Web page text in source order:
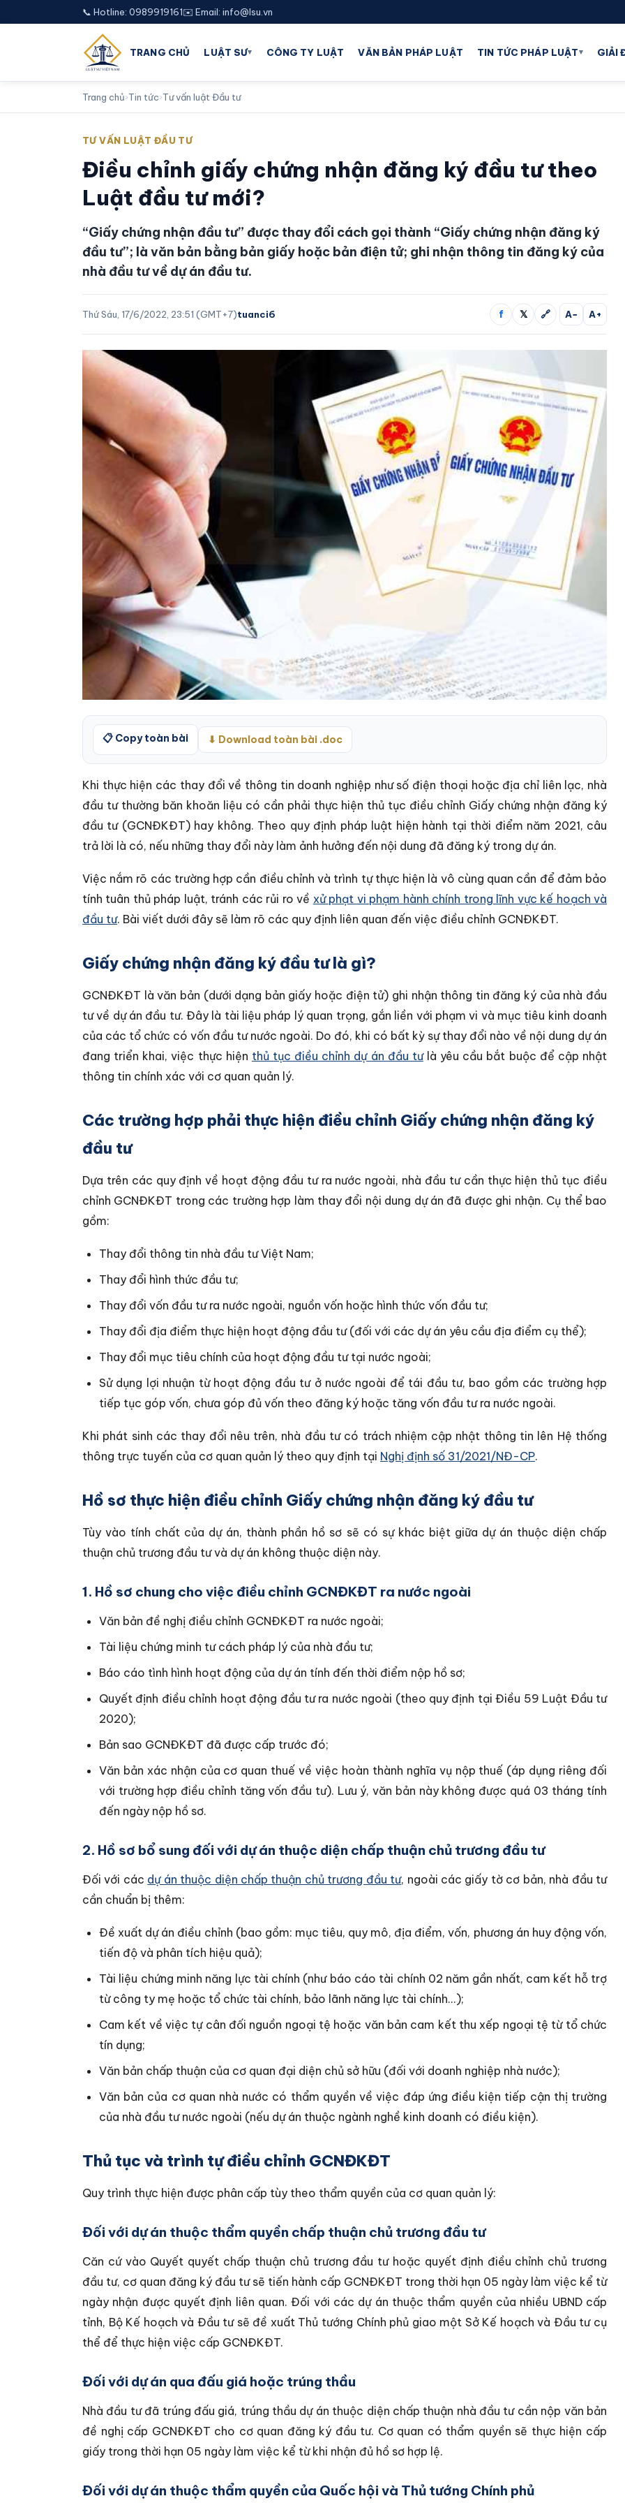
📞 Hotline: 0989919161✉️ Email: info@lsu.vn
TRANG CHỦ LUẬT SƯ▾ CÔNG TY LUẬT VĂN BẢN PHÁP LUẬT TIN TỨC PHÁP LUẬT▾ GIẢI
Trang chủ›Tin tức›Tư vấn luật Đầu tư
TƯ VẤN LUẬT ĐẦU TƯ
Điều chỉnh giấy chứng nhận đăng ký đầu tư theo
Luật đầu tư mới?
“Giấy chứng nhận đầu tư” được thay đổi cách gọi thành “Giấy chứng nhận đăng ký
đầu tư”; là văn bản bằng bản giấy hoặc bản điện tử; ghi nhận thông tin đăng ký của
nhà đầu tư về dự án đầu tư.
Thứ Sáu, 17/6/2022, 23:51 (GMT+7)tuanci6 f 𝕏 🔗 A− A+
📋 Copy toàn bài ⬇ Download toàn bài .doc
Khi thực hiện các thay đổi về thông tin doanh nghiệp như số điện thoại hoặc địa chỉ liên lạc, nhà
đầu tư thường băn khoăn liệu có cần phải thực hiện thủ tục điều chỉnh Giấy chứng nhận đăng ký
đầu tư (GCNĐKĐT) hay không. Theo quy định pháp luật hiện hành tại thời điểm năm 2021, câu
trả lời là có, nếu những thay đổi này làm ảnh hưởng đến nội dung đã đăng ký trong dự án.
Việc nắm rõ các trường hợp cần điều chỉnh và trình tự thực hiện là vô cùng quan cần để đảm bảo
tính tuân thủ pháp luật, tránh các rủi ro về xử phạt vi phạm hành chính trong lĩnh vực kế hoạch và
đầu tư. Bài viết dưới đây sẽ làm rõ các quy định liên quan đến việc điều chỉnh GCNĐKĐT.
Giấy chứng nhận đăng ký đầu tư là gì?
GCNĐKĐT là văn bản (dưới dạng bản giấy hoặc điện tử) ghi nhận thông tin đăng ký của nhà đầu
tư về dự án đầu tư. Đây là tài liệu pháp lý quan trọng, gắn liền với phạm vi và mục tiêu kinh doanh
của các tổ chức có vốn đầu tư nước ngoài. Do đó, khi có bất kỳ sự thay đổi nào về nội dung dự án
đang triển khai, việc thực hiện thủ tục điều chỉnh dự án đầu tưlà yêu cầu bắt buộc để cập nhật
thông tin chính xác với cơ quan quản lý.
Các trường hợp phải thực hiện điều chỉnh Giấy chứng nhận đăng ký
đầu tư
Dựa trên các quy định về hoạt động đầu tư ra nước ngoài, nhà đầu tư cần thực hiện thủ tục điều
chỉnh GCNĐKĐT trong các trường hợp làm thay đổi nội dung dự án đã được ghi nhận. Cụ thể bao
gồm:
Thay đổi thông tin nhà đầu tư Việt Nam;
Thay đổi hình thức đầu tư;
Thay đổi vốn đầu tư ra nước ngoài, nguồn vốn hoặc hình thức vốn đầu tư;
Thay đổi địa điểm thực hiện hoạt động đầu tư (đối với các dự án yêu cầu địa điểm cụ thể);
Thay đổi mục tiêu chính của hoạt động đầu tư tại nước ngoài;
Sử dụng lợi nhuận từ hoạt động đầu tư ở nước ngoài để tái đầu tư, bao gồm các trường hợp
tiếp tục góp vốn, chưa góp đủ vốn theo đăng ký hoặc tăng vốn đầu tư ra nước ngoài.
Khi phát sinh các thay đổi nêu trên, nhà đầu tư có trách nhiệm cập nhật thông tin lên Hệ thống
thông trực tuyến của cơ quan quản lý theo quy định tại Nghị định số 31/2021/NĐ-CP.
Hồ sơ thực hiện điều chỉnh Giấy chứng nhận đăng ký đầu tư
Tùy vào tính chất của dự án, thành phần hồ sơ sẽ có sự khác biệt giữa dự án thuộc diện chấp
thuận chủ trương đầu tư và dự án không thuộc diện này.
1. Hồ sơ chung cho việc điều chỉnh GCNĐKĐT ra nước ngoài
Văn bản đề nghị điều chỉnh GCNĐKĐT ra nước ngoài;
Tài liệu chứng minh tư cách pháp lý của nhà đầu tư;
Báo cáo tình hình hoạt động của dự án tính đến thời điểm nộp hồ sơ;
Quyết định điều chỉnh hoạt động đầu tư ra nước ngoài (theo quy định tại Điều 59 Luật Đầu tư
2020);
Bản sao GCNĐKĐT đã được cấp trước đó;
Văn bản xác nhận của cơ quan thuế về việc hoàn thành nghĩa vụ nộp thuế (áp dụng riêng đối
với trường hợp điều chỉnh tăng vốn đầu tư). Lưu ý, văn bản này không được quá 03 tháng tính
đến ngày nộp hồ sơ.
2. Hồ sơ bổ sung đối với dự án thuộc diện chấp thuận chủ trương đầu tư
Đối với các dự án thuộc diện chấp thuận chủ trương đầu tư, ngoài các giấy tờ cơ bản, nhà đầu tư
cần chuẩn bị thêm:
Đề xuất dự án điều chỉnh (bao gồm: mục tiêu, quy mô, địa điểm, vốn, phương án huy động vốn,
tiến độ và phân tích hiệu quả);
Tài liệu chứng minh năng lực tài chính (như báo cáo tài chính 02 năm gần nhất, cam kết hỗ trợ
từ công ty mẹ hoặc tổ chức tài chính, bảo lãnh năng lực tài chính...);
Cam kết về việc tự cân đối nguồn ngoại tệ hoặc văn bản cam kết thu xếp ngoại tệ từ tổ chức
tín dụng;
Văn bản chấp thuận của cơ quan đại diện chủ sở hữu (đối với doanh nghiệp nhà nước);
Văn bản của cơ quan nhà nước có thẩm quyền về việc đáp ứng điều kiện tiếp cận thị trường
của nhà đầu tư nước ngoài (nếu dự án thuộc ngành nghề kinh doanh có điều kiện).
Thủ tục và trình tự điều chỉnh GCNĐKĐT
Quy trình thực hiện được phân cấp tùy theo thẩm quyền của cơ quan quản lý:
Đối với dự án thuộc thẩm quyền chấp thuận chủ trương đầu tư
Căn cứ vào Quyết quyết chấp thuận chủ trương đầu tư hoặc quyết định điều chỉnh chủ trương
đầu tư, cơ quan đăng ký đầu tư sẽ tiến hành cấp GCNĐKĐT trong thời hạn 05 ngày làm việc kể từ
ngày nhận được quyết định liên quan. Đối với các dự án thuộc thẩm quyền của nhiều UBND cấp
tỉnh, Bộ Kế hoạch và Đầu tư sẽ đề xuất Thủ tướng Chính phủ giao một Sở Kế hoạch và Đầu tư cụ
thể để thực hiện việc cấp GCNĐKĐT.
Đối với dự án qua đấu giá hoặc trúng thầu
Nhà đầu tư đã trúng đấu giá, trúng thầu dự án thuộc diện chấp thuận nhà đầu tư cần nộp văn bản
đề nghị cấp GCNĐKĐT cho cơ quan đăng ký đầu tư. Cơ quan có thẩm quyền sẽ thực hiện cấp
giấy trong thời hạn 05 ngày làm việc kể từ khi nhận đủ hồ sơ hợp lệ.
Đối với dự án thuộc thẩm quyền của Quốc hội và Thủ tướng Chính phủ